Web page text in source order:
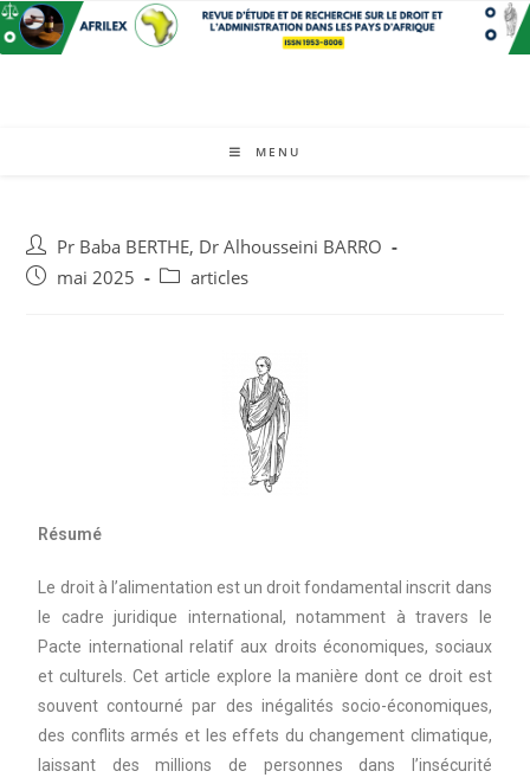
MENU
Pr Baba BERTHE, Dr Alhousseini BARRO
mai 2025
articles
Résumé
Le droit à l’alimentation est un droit fondamental inscrit dans
le cadre juridique international, notamment à travers le
Pacte international relatif aux droits économiques, sociaux
et culturels. Cet article explore la manière dont ce droit est
souvent contourné par des inégalités socio-économiques,
des conflits armés et les effets du changement climatique,
laissant des millions de personnes dans l’insécurité